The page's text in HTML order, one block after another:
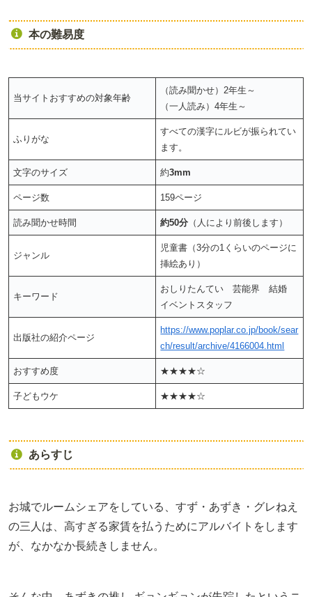
本の難易度
当サイトおすすめの対象年齢
（読み聞かせ）2年生～
（一人読み）4年生～
ふりがな
すべての漢字にルビが振られてい
ます。
文字のサイズ 約3mm
ページ数 159ページ
読み聞かせ時間 約50分 （人により前後します）
ジャンル
児童書（3分の1くらいのページに
挿絵あり）
キーワード
おしりたんてい 芸能界 結婚
イベントスタッフ
出版社の紹介ページ
https://www.poplar.co.jp/book/sear
ch/result/archive/4166004.html
おすすめ度 ★★★★☆
子どもウケ ★★★★☆
あらすじ
お城でルームシェアをしている、すず・あずき・グレねえ
の三人は、高すぎる家賃を払うためにアルバイトをします
が、なかなか長続きしません。